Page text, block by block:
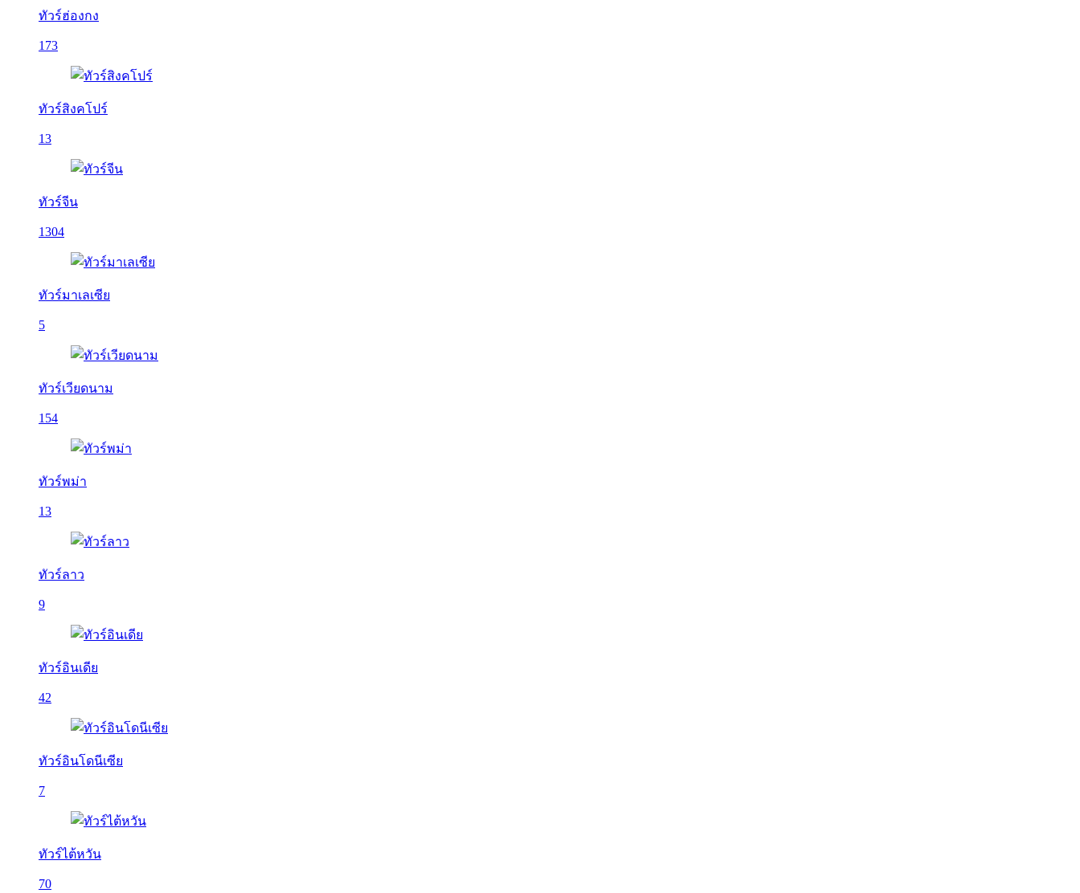
ทัวร์ฮ่องกง
173
ทัวร์สิงคโปร์
13
ทัวร์จีน
1304
ทัวร์มาเลเซีย
5
ทัวร์เวียดนาม
154
ทัวร์พม่า
13
ทัวร์ลาว
9
ทัวร์อินเดีย
42
ทัวร์อินโดนีเซีย
7
ทัวร์ไต้หวัน
70